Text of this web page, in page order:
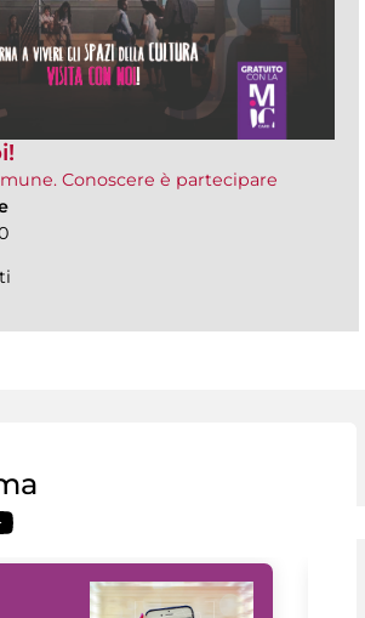
Conoscere è partecipare